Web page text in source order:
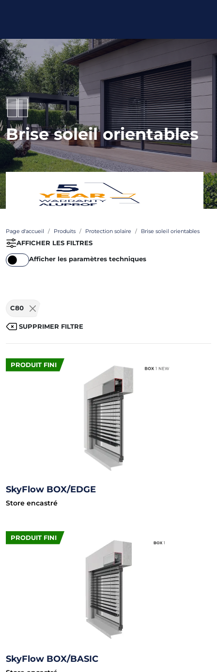
Brise soleil orientables
Page d'accueil Produits Protection solaire Brise soleil orientables
AFFICHER LES FILTRES
Afficher les paramètres techniques
C80
SUPPRIMER FILTRE
PRODUIT FINI
SkyFlow BOX/EDGE
Store encastré
PRODUIT FINI
SkyFlow BOX/BASIC